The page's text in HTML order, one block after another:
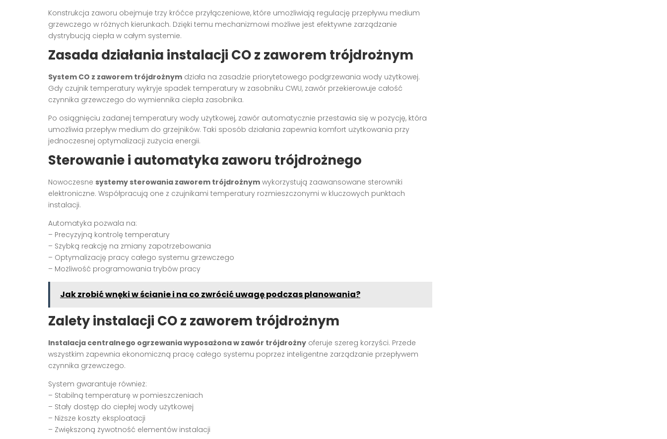
Konstrukcja zaworu obejmuje trzy króćce przyłączeniowe, które umożliwiają regulację przepływu medium
grzewczego w różnych kierunkach. Dzięki temu mechanizmowi możliwe jest efektywne zarządzanie
dystrybucją ciepła w całym systemie.
Zasada działania instalacji CO z zaworem trójdrożnym
System CO z zaworem trójdrożnym działa na zasadzie priorytetowego podgrzewania wody użytkowej.
Gdy czujnik temperatury wykryje spadek temperatury w zasobniku CWU, zawór przekierowuje całość
czynnika grzewczego do wymiennika ciepła zasobnika.
Po osiągnięciu zadanej temperatury wody użytkowej, zawór automatycznie przestawia się w pozycję, która
umożliwia przepływ medium do grzejników. Taki sposób działania zapewnia komfort użytkowania przy
jednoczesnej optymalizacji zużycia energii.
Sterowanie i automatyka zaworu trójdrożnego
Nowoczesne systemy sterowania zaworem trójdrożnym wykorzystują zaawansowane sterowniki
elektroniczne. Współpracują one z czujnikami temperatury rozmieszczonymi w kluczowych punktach
instalacji.
Automatyka pozwala na:
– Precyzyjną kontrolę temperatury
– Szybką reakcję na zmiany zapotrzebowania
– Optymalizację pracy całego systemu grzewczego
– Możliwość programowania trybów pracy
Jak zrobić wnęki w ścianie i na co zwrócić uwagę podczas planowania?
Zalety instalacji CO z zaworem trójdrożnym
Instalacja centralnego ogrzewania wyposażona w zawór trójdrożny oferuje szereg korzyści. Przede
wszystkim zapewnia ekonomiczną pracę całego systemu poprzez inteligentne zarządzanie przepływem
czynnika grzewczego.
System gwarantuje również:
– Stabilną temperaturę w pomieszczeniach
– Stały dostęp do ciepłej wody użytkowej
– Niższe koszty eksploatacji
– Zwiększoną żywotność elementów instalacji